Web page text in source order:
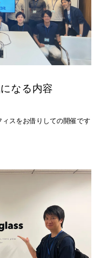
なる内容
スをお借りしての開催です